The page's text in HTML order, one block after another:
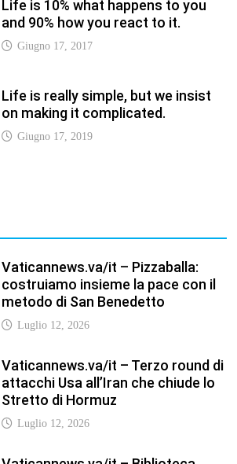
Vaticannews.va/it – Pizzaballa:
costruiamo insieme la pace con il
metodo di San Benedetto
Vaticannews.va/it – Terzo round di
attacchi Usa all’Iran che chiude lo
Stretto di Hormuz
inaugura la mostra “Aqva”
Luglio 12, 2026
Vaticannews.va/it – Il Papa: i venti
di guerra non spengano la
Luglio 12, 2026
Fism.net – FIRMATO OGGI NELLA
SEDE DEL CNEL IL NUOVO
Stefano